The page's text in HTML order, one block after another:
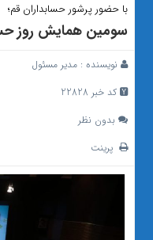
با حضور پرشور حسابداران قم؛
سومین همایش روز
نویسنده : مدیر مسئول
کد خبر 22828
بدون نظر
پرینت